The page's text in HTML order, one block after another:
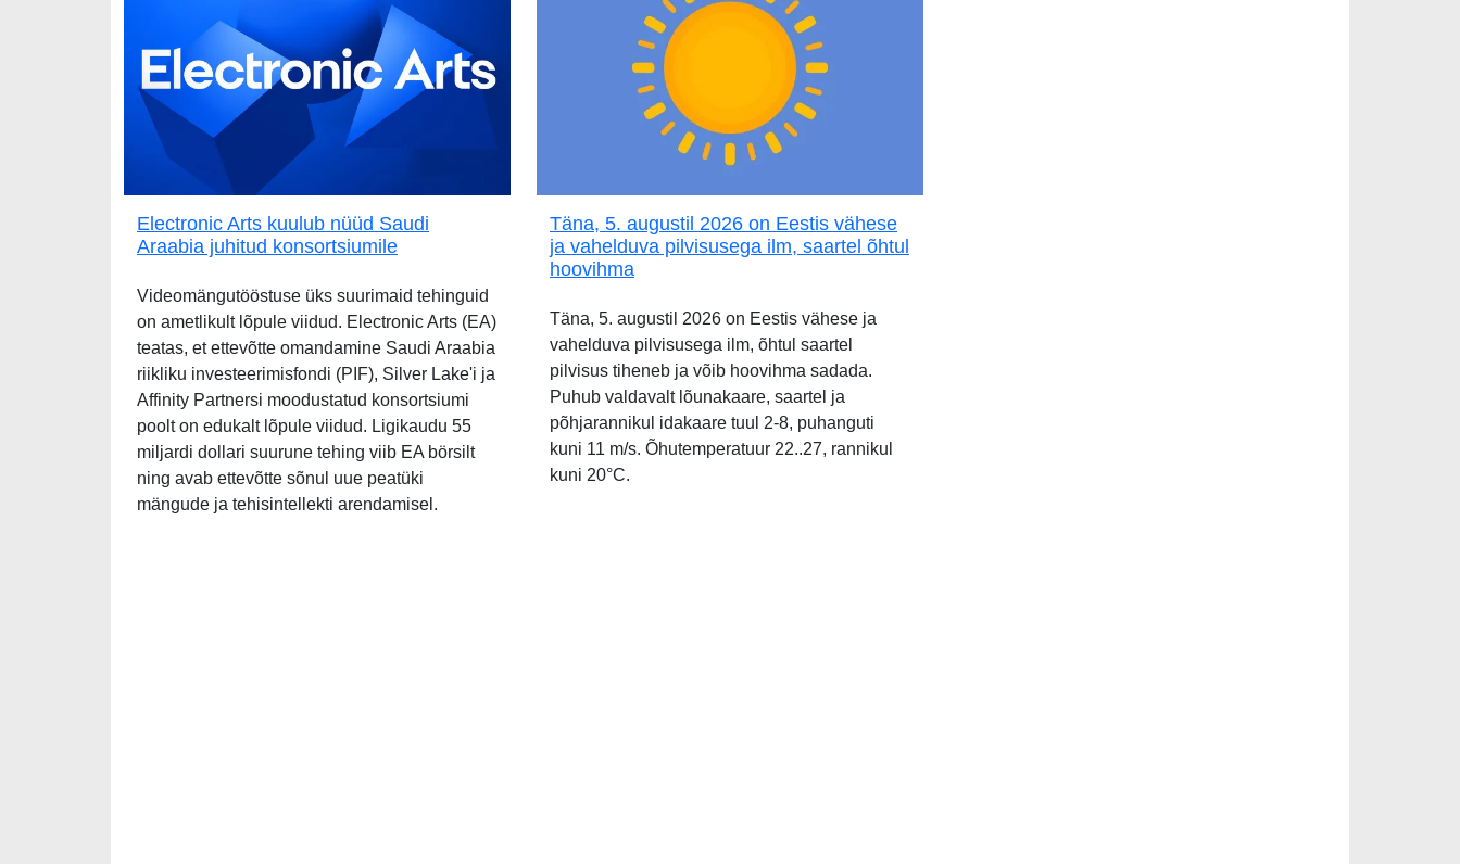
Electronic Arts kuulub nüüd Saudi
Araabia juhitud konsortsiumile
Videomängutööstuse üks suurimaid tehinguid
on ametlikult lõpule viidud. Electronic Arts (EA)
teatas, et ettevõtte omandamine Saudi Araabia
riikliku investeerimisfondi (PIF), Silver Lake'i ja
Affinity Partnersi moodustatud konsortsiumi
poolt on edukalt lõpule viidud. Ligikaudu 55
miljardi dollari suurune tehing viib EA börsilt
ning avab ettevõtte sõnul uue peatüki
mängude ja tehisintellekti arendamisel.
Täna, 5. augustil 2026 on Eestis vähese
ja vahelduva pilvisusega ilm, saartel õhtul
hoovihma
Täna, 5. augustil 2026 on Eestis vähese ja
vahelduva pilvisusega ilm, õhtul saartel
pilvisus tiheneb ja võib hoovihma sadada.
Puhub valdavalt lõunakaare, saartel ja
põhjarannikul idakaare tuul 2-8, puhanguti
kuni 11 m/s. Õhutemperatuur 22..27, rannikul
kuni 20°C.